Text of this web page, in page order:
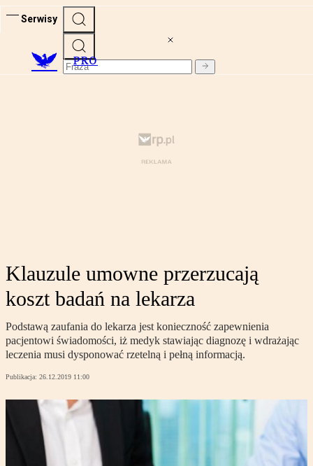
Serwisy
PRO
Klauzule umowne przerzucają
koszt badań na lekarza
Podstawą zaufania do lekarza jest konieczność zapewnienia
pacjentowi świadomości, iż medyk stawiając diagnozę i wdrażając
leczenia musi dysponować rzetelną i pełną informacją.
Publikacja: 26.12.2019 11:00